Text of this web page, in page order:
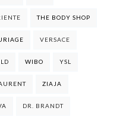
THE BODY SHOP
VERSACE
WIBO YSL
ZIAJA
DR. BRANDT